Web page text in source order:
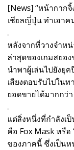
[News] “หน้ากาก
เชียลญี่ปุ่น ทำเอาค
.
หลังจากที่วางจำห
ล่าสุดของเกมสยอ
นำพาผู้เล่นไปยังยุ
เสียงตอบรับไปใน
ยอดขายได้มากกว่
.
แต่สิ่งหนึ่งที่กำลังเ
คือ Fox Mask หรื
ของภาคนี้ ซึ่งเป็น